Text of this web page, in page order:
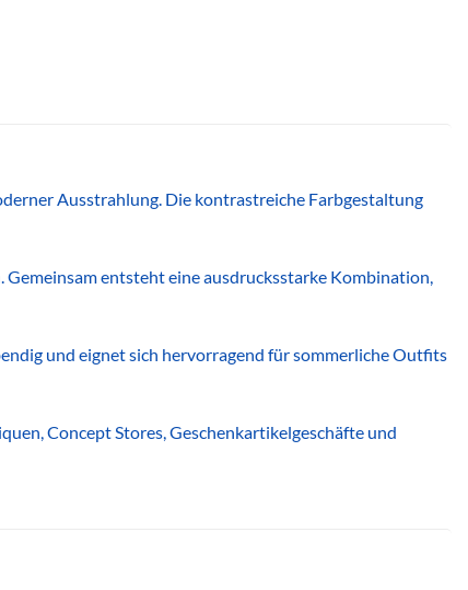
Ausstrahlung. Die kontrastreiche Farbgestaltung
entsteht eine ausdrucksstarke Kombination,
und eignet sich hervorragend für sommerliche Outfits
Concept Stores, Geschenkartikelgeschäfte und